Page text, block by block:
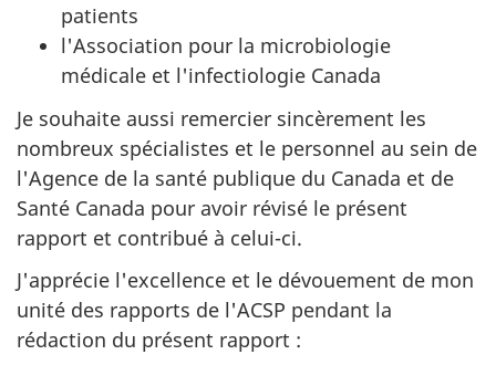
patients
l'Association pour la microbiologie
médicale et l'infectiologie Canada
Je souhaite aussi remercier sincèrement les
nombreux spécialistes et le personnel au sein de
l'Agence de la santé publique du Canada et de
Santé Canada pour avoir révisé le présent
rapport et contribué à celui-ci.
J'apprécie l'excellence et le dévouement de mon
unité des rapports de l'ACSP pendant la
rédaction du présent rapport :